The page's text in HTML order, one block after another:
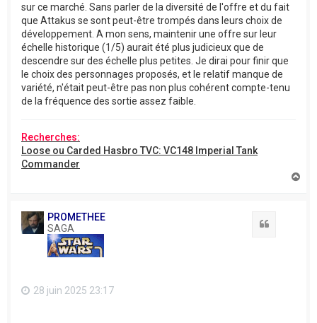
sur ce marché. Sans parler de la diversité de l'offre et du fait
que Attakus se sont peut-être trompés dans leurs choix de
développement. A mon sens, maintenir une offre sur leur
échelle historique (1/5) aurait été plus judicieux que de
descendre sur des échelle plus petites. Je dirai pour finir que
le choix des personnages proposés, et le relatif manque de
variété, n'était peut-être pas non plus cohérent compte-tenu
de la fréquence des sortie assez faible.
Recherches:
Loose ou Carded Hasbro TVC: VC148 Imperial Tank
Commander
PROMETHEE
SAGA
28 juin 2025 23:17